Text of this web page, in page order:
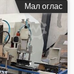
Мал оглас